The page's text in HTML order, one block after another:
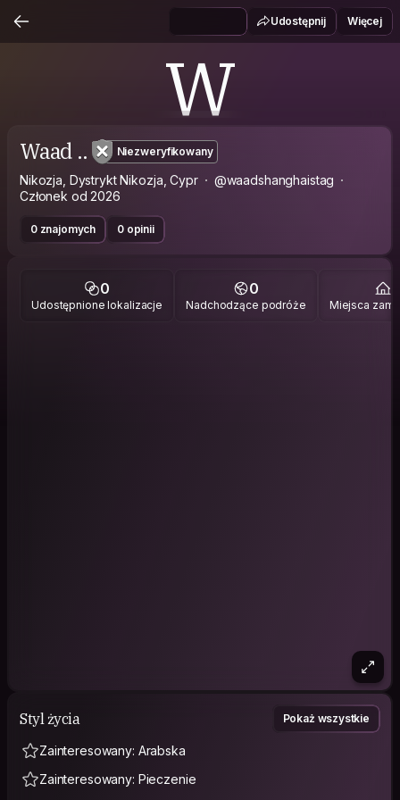
Udostępnij Więcej
W
Waad .. Niezweryfikowany
Nikozja, Dystrykt Nikozja, Cypr
@waadshanghaistag
Członek od 2026
0 znajomych 0 opinii
0
Udostępnione lokalizacje
0
Nadchodzące podróże Miejsca
Styl życia Pokaż wszystkie
Zainteresowany: Arabska
Zainteresowany: Pieczenie